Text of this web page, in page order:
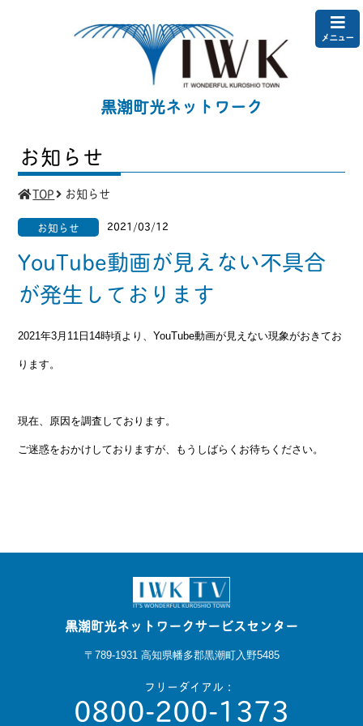
黒潮町光ネットワーク
メニュー
お知らせ
TOP お知らせ
お知らせ 2021/03/12
YouTube動画が見えない不具合
が発生しております
2021年3月11日14時頃より、YouTube動画が見えない現象がおきてお
ります。
現在、原因を調査しております。
ご迷惑をおかけしておりますが、もうしばらくお待ちください。
黒潮町光ネットワークサービスセンター
〒789-1931 高知県幡多郡黒潮町入野5485
フリーダイアル：
0800-200-1373